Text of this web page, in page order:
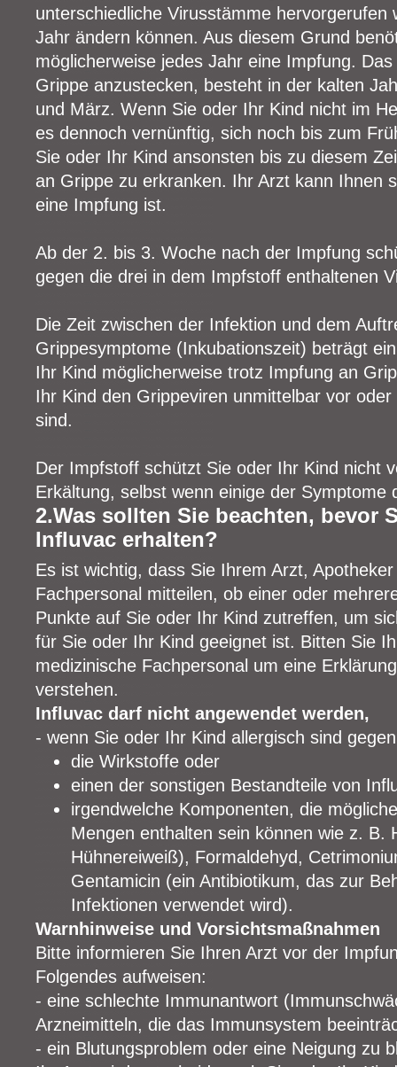
unterschiedliche Virusstämme hervorgerufen
Jahr ändern können. Aus diesem Grund
möglicherweise jedes Jahr eine Impfung.
Grippe anzustecken, besteht in der kalten
und März. Wenn Sie oder Ihr Kind nicht im
es dennoch vernünftig, sich noch bis zum
Sie oder Ihr Kind ansonsten bis zu diesem
an Grippe zu erkranken. Ihr Arzt kann Ihnen
eine Impfung ist.
Ab der 2. bis 3. Woche nach der Impfung
gegen die drei in dem Impfstoff enthaltenen
Die Zeit zwischen der Infektion und dem
Grippesymptome (Inkubationszeit) beträgt
Ihr Kind möglicherweise trotz Impfung an
Ihr Kind den Grippeviren unmittelbar vor
sind.
Der Impfstoff schützt Sie oder Ihr Kind nicht
Erkältung, selbst wenn einige der Symptome
2.Was sollten Sie beachten, bevor
Influvac erhalten?
Es ist wichtig, dass Sie Ihrem Arzt,
Fachpersonal mitteilen, ob einer oder
Punkte auf Sie oder Ihr Kind zutreffen, um
für Sie oder Ihr Kind geeignet ist. Bitten Sie
medizinische Fachpersonal um eine
verstehen.
Influvac darf nicht angewendet werden,
- wenn Sie oder Ihr Kind allergisch sind
die Wirkstoffe oder
einen der sonstigen Bestandteile von
irgendwelche Komponenten, die
Mengen enthalten sein können wie z. B.
Hühnereiweiß), Formaldehyd,
Gentamicin (ein Antibiotikum, das zur
Infektionen verwendet wird).
Warnhinweise und Vorsichtsmaßnahmen
Bitte informieren Sie Ihren Arzt vor der
Folgendes aufweisen:
- eine schlechte Immunantwort
Arzneimitteln, die das Immunsystem
- ein Blutungsproblem oder eine Neigung zu